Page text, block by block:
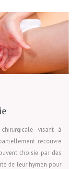
visant à
recouvre
choisie par des
de leur hymen pour